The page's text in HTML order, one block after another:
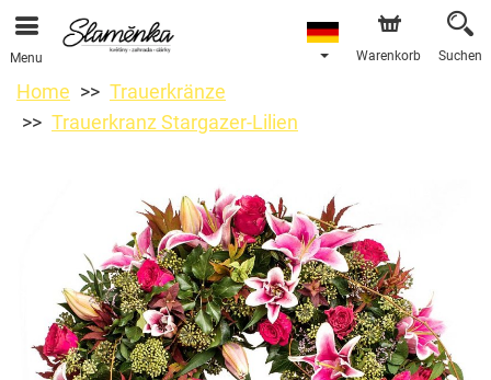
Menu Warenkorb Suchen
Home
Trauerkränze
Trauerkranz Stargazer-Lilien